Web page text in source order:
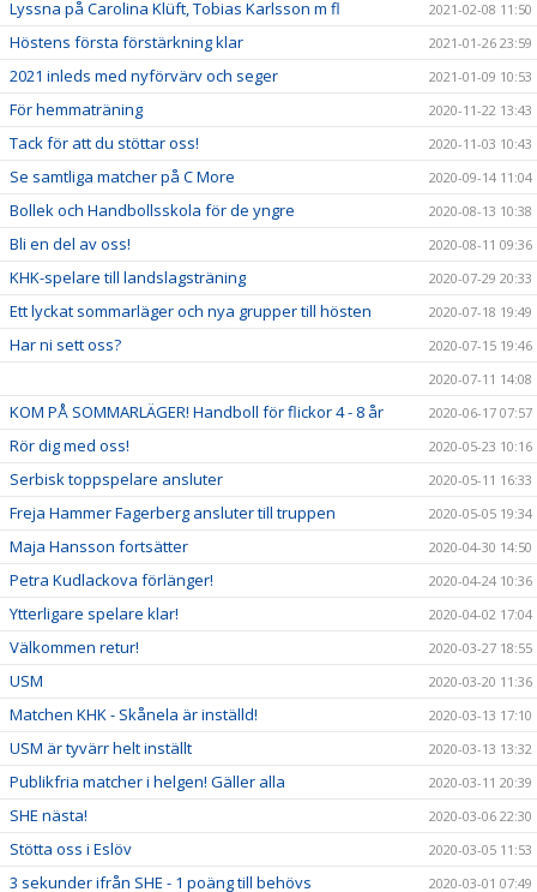
Lyssna på Carolina Klüft, Tobias Karlsson m fl 2021-02-08 11:50
Höstens första förstärkning klar 2021-01-26 23:59
2021 inleds med nyförvärv och seger 2021-01-09 10:53
För hemmaträning 2020-11-22 13:43
Tack för att du stöttar oss! 2020-11-03 10:43
Se samtliga matcher på C More 2020-09-14 11:04
Bollek och Handbollsskola för de yngre 2020-08-13 10:38
Bli en del av oss! 2020-08-11 09:36
KHK-spelare till landslagsträning 2020-07-29 20:33
Ett lyckat sommarläger och nya grupper till hösten 2020-07-18 19:49
Har ni sett oss?
2020-07-15 19:46
2020-07-11 14:08
KOM PÅ SOMMARLÄGER! Handboll för flickor 4 - 8 år 2020-06-17 07:57
Rör dig med oss! 2020-05-23 10:16
Serbisk toppspelare ansluter 2020-05-11 16:33
Freja Hammer Fagerberg ansluter till truppen 2020-05-05 19:34
Maja Hansson fortsätter 2020-04-30 14:50
Petra Kudlackova förlänger! 2020-04-24 10:36
Ytterligare spelare klar! 2020-04-02 17:04
Välkommen retur! 2020-03-27 18:55
USM 2020-03-20 11:36
Matchen KHK - Skånela är inställd! 2020-03-13 17:10
USM är tyvärr helt inställt 2020-03-13 13:32
Publikfria matcher i helgen! Gäller alla 2020-03-11 20:39
SHE nästa! 2020-03-06 22:30
Stötta oss i Eslöv 2020-03-05 11:53
3 sekunder ifrån SHE - 1 poäng till behövs 2020-03-01 07:49